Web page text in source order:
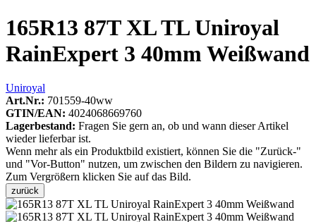
165R13 87T XL TL Uniroyal
RainExpert 3 40mm Weißwand
Uniroyal
Art.Nr.: 701559-40ww
GTIN/EAN: 4024068669760
Lagerbestand: Fragen Sie gern an, ob und wann dieser Artikel
wieder lieferbar ist.
Wenn mehr als ein Produktbild existiert, können Sie die "Zurück-"
und "Vor-Button" nutzen, um zwischen den Bildern zu navigieren.
Zum Vergrößern klicken Sie auf das Bild.
zurück